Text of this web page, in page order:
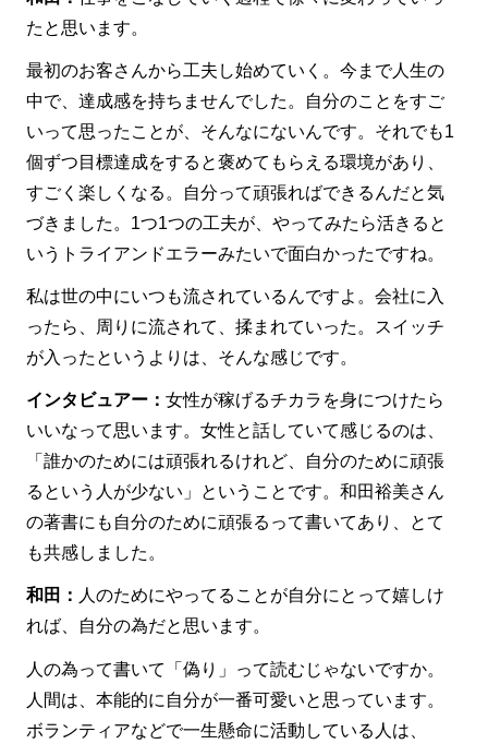
たと思います。
最初のお客さんから工夫し始めていく。今まで人生の
中で、達成感を持ちませんでした。自分のことをすご
いって思ったことが、そんなにないんです。それでも1
個ずつ目標達成をすると褒めてもらえる環境があり、
すごく楽しくなる。自分って頑張ればできるんだと気
づきました。1つ1つの工夫が、やってみたら活きると
いうトライアンドエラーみたいで面白かったですね。
私は世の中にいつも流されているんですよ。会社に入
ったら、周りに流されて、揉まれていった。スイッチ
が入ったというよりは、そんな感じです。
インタビュアー：女性が稼げるチカラを身につけたら
いいなって思います。女性と話していて感じるのは、
「誰かのためには頑張れるけれど、自分のために頑張
るという人が少ない」ということです。和田裕美さん
の著書にも自分のために頑張るって書いてあり、とて
も共感しました。
和田： 人のためにやってることが自分にとって嬉しけ
れば、自分の為だと思います。
人の為って書いて「偽り」って読むじゃないですか。
人間は、本能的に自分が一番可愛いと思っています。
ボランティアなどで一生懸命に活動している人は、